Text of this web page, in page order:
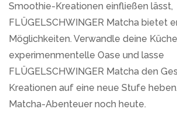
Smoothie-Kreationen einfließen lässt,
FLÜGELSCHWINGER Matcha bietet
Möglichkeiten. Verwandle deine
experimenmentelle Oase und lasse
FLÜGELSCHWINGER Matcha den
Kreationen auf eine neue Stufe
Matcha-Abenteuer noch heute.